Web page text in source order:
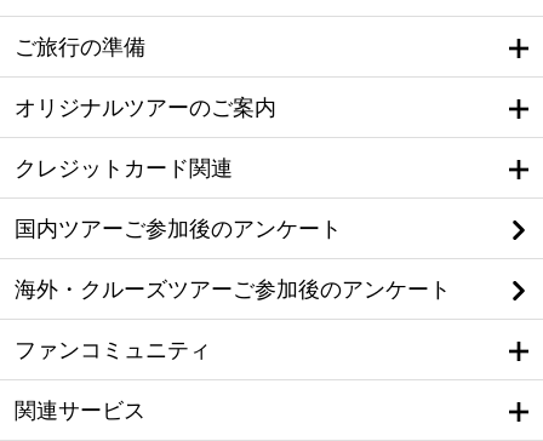
ご旅行の準備
オリジナルツアーのご案内
クレジットカード関連
国内ツアーご参加後のアンケート
海外・クルーズツアーご参加後のアンケート
ファンコミュニティ
関連サービス